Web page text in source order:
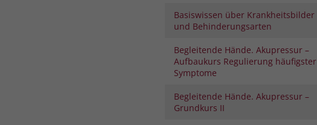
Basiswissen über Krankheitsbilder
und Behinderungsarten
Begleitende Hände. Akupressur –
Aufbaukurs Regulierung häufigster
Symptome
Begleitende Hände. Akupressur –
Grundkurs II
Name
Laufzeit
Zweck